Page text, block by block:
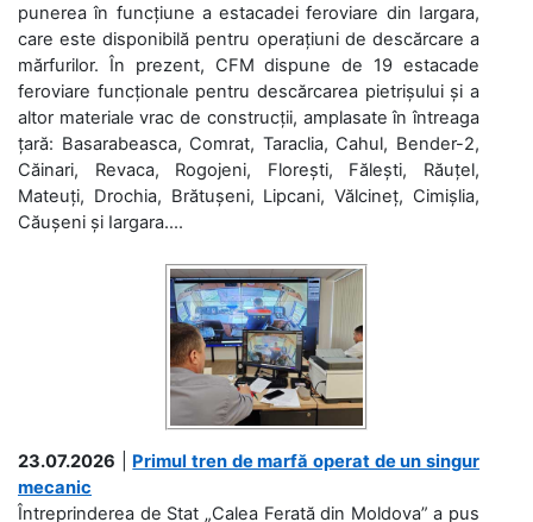
punerea în funcțiune a estacadei feroviare din Iargara,
care este disponibilă pentru operațiuni de descărcare a
mărfurilor. În prezent, CFM dispune de 19 estacade
feroviare funcționale pentru descărcarea pietrișului și a
altor materiale vrac de construcții, amplasate în întreaga
țară: Basarabeasca, Comrat, Taraclia, Cahul, Bender-2,
Căinari, Revaca, Rogojeni, Florești, Fălești, Răuțel,
Mateuți, Drochia, Brătușeni, Lipcani, Vălcineț, Cimișlia,
Căușeni și Iargara....
23.07.2026
Primul tren de marfă operat de un singur
mecanic
Întreprinderea de Stat „Calea Ferată din Moldova” a pus